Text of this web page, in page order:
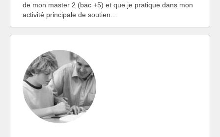
de mon master 2 (bac +5) et que je pratique dans mon
activité principale de soutien…